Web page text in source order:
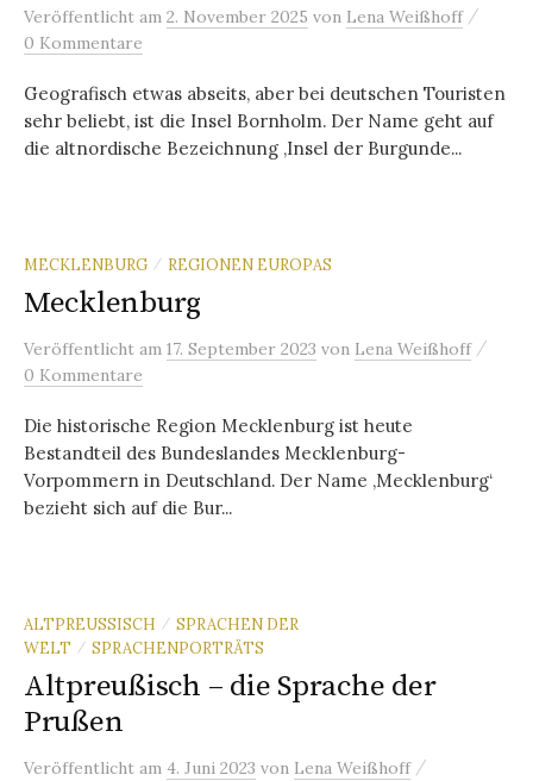
Veröffentlicht am 2. November 2025 von Lena Weißhoff /
0 Kommentare
Geografisch etwas abseits, aber bei deutschen Touristen
sehr beliebt, ist die Insel Bornholm. Der Name geht auf
die altnordische Bezeichnung ‚Insel der Burgunde...
MECKLENBURG / REGIONEN EUROPAS
Mecklenburg
Veröffentlicht am 17. September 2023 von Lena Weißhoff /
0 Kommentare
Die historische Region Mecklenburg ist heute
Bestandteil des Bundeslandes Mecklenburg-
Vorpommern in Deutschland. Der Name ‚Mecklenburg‘
bezieht sich auf die Bur...
ALTPREUSSISCH / SPRACHEN DER
WELT
/ SPRACHENPORTRÄTS
Altpreußisch – die Sprache der
Prußen
Veröffentlicht am 4. Juni 2023 von Lena Weißhoff /